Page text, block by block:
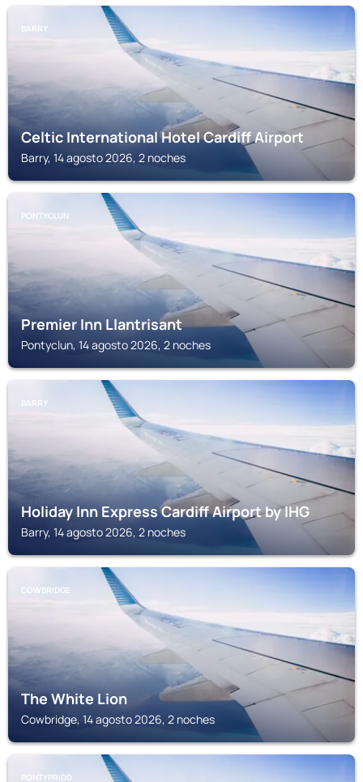
BARRY
Celtic International Hotel Cardiff Airport
Barry, 14 agosto 2026, 2 noches
PONTYCLUN
Premier Inn Llantrisant
Pontyclun, 14 agosto 2026, 2 noches
BARRY
Holiday Inn Express Cardiff Airport by IHG
Barry, 14 agosto 2026, 2 noches
COWBRIDGE
The White Lion
Cowbridge, 14 agosto 2026, 2 noches
PONTYPRIDD